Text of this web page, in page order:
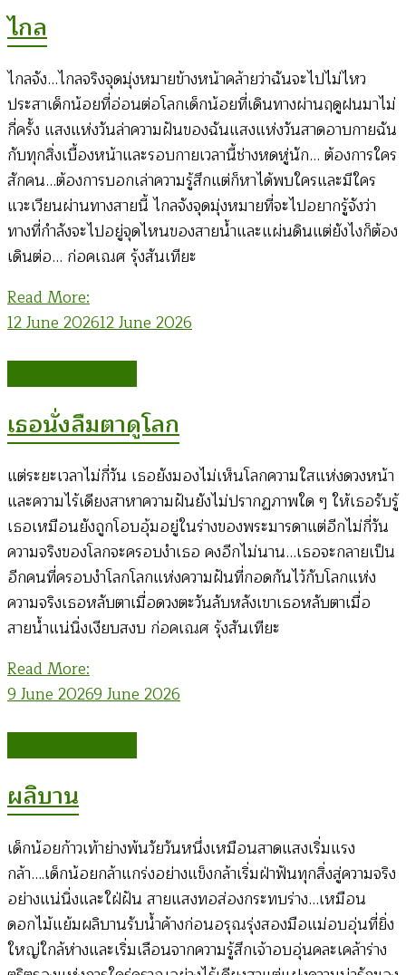
ไกล
ไกลจัง…ไกลจริงจุดมุ่งหมายข้างหน้าคล้ายว่าฉันจะไปไม่ไหว
ประสาเด็กน้อยที่อ่อนต่อโลกเด็กน้อยที่เดินทางผ่านฤดูฝนมาไม่
กี่ครั้ง แสงแห่งวันล่าความฝันของฉันแสงแห่งวันสาดอาบกายฉัน
กับทุกสิ่งเบื้องหน้าและรอบกายเวลานี้ช่างหดหู่นัก… ต้องการใคร
สักคน…ต้องการบอกเล่าความรู้สึกแต่ก็หาได้พบใครและมีใคร
แวะเวียนผ่านทางสายนี้ ไกลจังจุดมุ่งหมายที่จะไปอยากรู้จังว่า
ทางที่กำลังจะไปอยู่จุดไหนของสายน้ำและแผ่นดินแต่ยังไงก็ต้อง
เดินต่อ… ก่อคเณศ รุ้งสันเทียะ
Read More:
12 June 202612 June 2026
เธอนั่งลืมตาดูโลก
แต่ระยะเวลาไม่กี่วัน เธอยังมองไม่เห็นโลกความใสแห่งดวงหน้า
และความไร้เดียงสาหาความฝันยังไม่ปรากฏภาพใด ๆ ให้เธอรับรู้
เธอเหมือนยังถูกโอบอุ้มอยู่ในร่างของพระมารดาแต่อีกไม่กี่วัน
ความจริงของโลกจะครอบงำเธอ คงอีกไม่นาน…เธอจะกลายเป็น
อีกคนที่ครอบงำโลกโลกแห่งความฝันที่กอดกันไว้กับโลกแห่ง
ความจริงเธอหลับตาเมื่อดวงตะวันลับหลังเขาเธอหลับตาเมื่อ
สายน้ำแน่นิ่งเงียบสงบ ก่อคเณศ รุ้งสันเทียะ
Read More:
9 June 20269 June 2026
ผลิบาน
เด็กน้อยก้าวเท้าย่างพ้นวัยวันหนึ่งเหมือนสาดแสงเริ่มแรง
กล้า….เด็กน้อยกล้าแกร่งอย่างแข็งกล้าเริ่มฝ่าฟันทุกสิ่งสู่ความจริง
อย่างแน่นิ่งและใฝ่ฝัน สายแสงทอส่องกระทบร่าง…เหมือน
ดอกไม้แย้มผลิบานรับน้ำค้างก่อนอรุณรุ่งสองมือแม่อบอุ่นที่ยิ่ง
ใหญ่ใกล้ห่างและเริ่มเลือนจากความรู้สึกเจ้าอบอุ่นคละเคล้าร่าง